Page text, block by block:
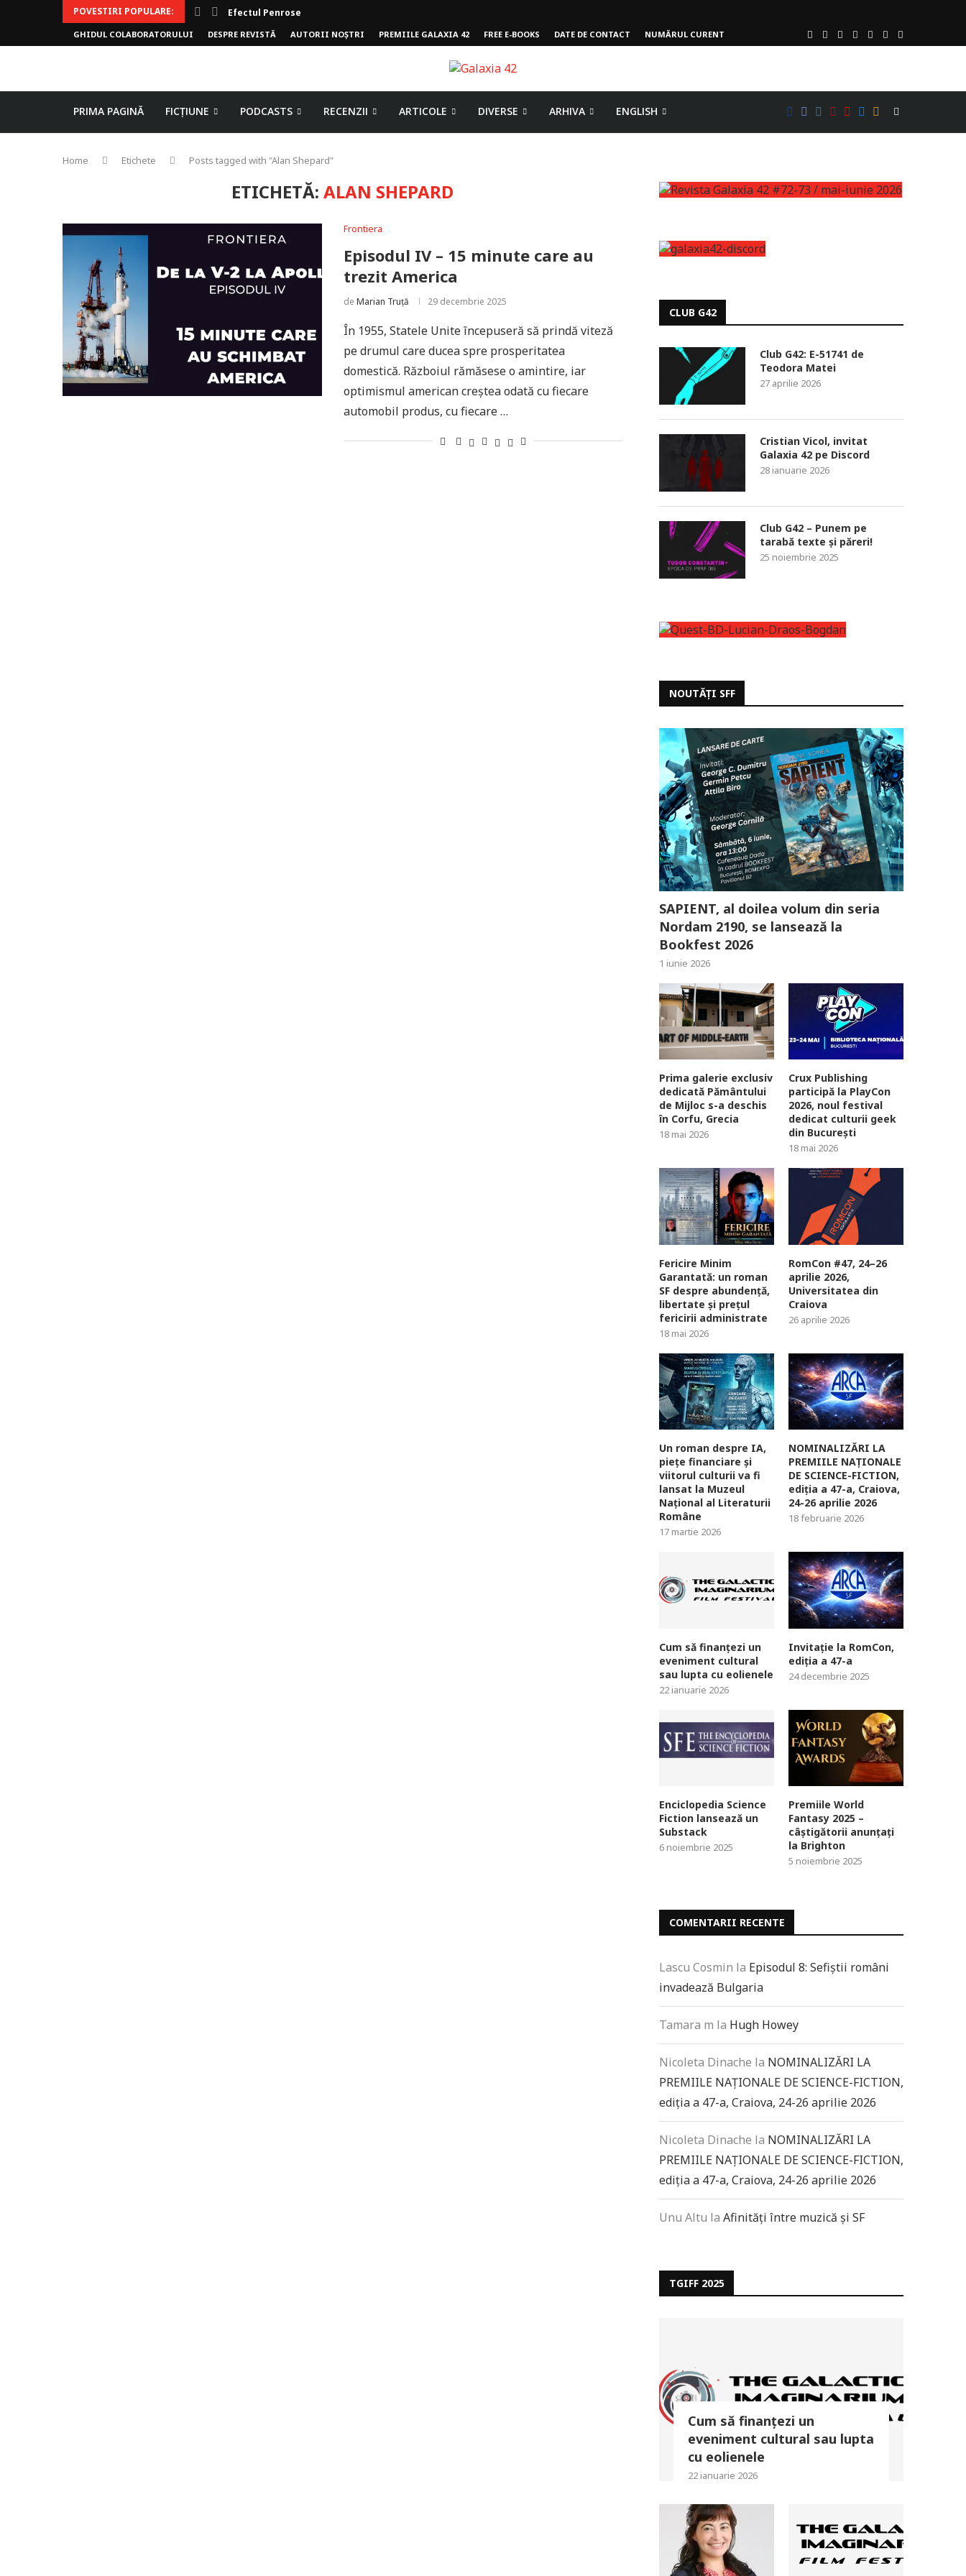
POVESTIRI POPULARE: Efectul Penrose
GHIDUL COLABORATORULUI DESPRE REVISTĂ AUTORII NOȘTRI PREMIILE GALAXIA 42 FREE E-BOOKS DATE DE CONTACT NUMĂRUL CURENT
PRIMA PAGINĂ FICȚIUNE PODCASTS RECENZII ARTICOLE DIVERSE ARHIVA ENGLISH
Home Etichete Posts tagged with "Alan Shepard"
ETICHETĂ:ALAN SHEPARD
Frontiera
Episodul IV – 15 minute care au
trezit America
de Marian Truță 29 decembrie 2025
În 1955, Statele Unite începuseră să prindă viteză
pe drumul care ducea spre prosperitatea
domestică. Războiul rămăsese o amintire, iar
optimismul american creștea odată cu fiecare
automobil produs, cu fiecare …
CLUB G42
Club G42: E-51741 de
Teodora Matei
27 aprilie 2026
Cristian Vicol, invitat
Galaxia 42 pe Discord
28 ianuarie 2026
Club G42 – Punem pe
tarabă texte și păreri!
25 noiembrie 2025
NOUTĂȚI SFF
SAPIENT, al doilea volum din seria
Nordam 2190, se lansează la
Bookfest 2026
1 iunie 2026
Prima galerie exclusiv
dedicată Pământului
de Mijloc s-a deschis
în Corfu, Grecia
18 mai 2026
Crux Publishing
participă la PlayCon
2026, noul festival
dedicat culturii geek
din București
18 mai 2026
Fericire Minim
Garantată: un roman
SF despre abundență,
libertate și prețul
fericirii administrate
18 mai 2026
RomCon #47, 24–26
aprilie 2026,
Universitatea din
Craiova
26 aprilie 2026
Un roman despre IA,
piețe financiare și
viitorul culturii va fi
lansat la Muzeul
Național al Literaturii
Române
17 martie 2026
NOMINALIZĂRI LA
PREMIILE NAȚIONALE
DE SCIENCE-FICTION,
ediția a 47-a, Craiova,
24-26 aprilie 2026
18 februarie 2026
Cum să finanțezi un
eveniment cultural
sau lupta cu eolienele
22 ianuarie 2026
Invitație la RomCon,
ediția a 47-a
24 decembrie 2025
Enciclopedia Science
Fiction lansează un
Substack
6 noiembrie 2025
Premiile World
Fantasy 2025 –
câștigătorii anunțați
la Brighton
5 noiembrie 2025
COMENTARII RECENTE
Lascu Cosmin la Episodul 8: Sefiștii români
invadează Bulgaria
Tamara m la Hugh Howey
Nicoleta Dinache la NOMINALIZĂRI LA
PREMIILE NAȚIONALE DE SCIENCE-FICTION,
ediția a 47-a, Craiova, 24-26 aprilie 2026
Nicoleta Dinache la NOMINALIZĂRI LA
PREMIILE NAȚIONALE DE SCIENCE-FICTION,
ediția a 47-a, Craiova, 24-26 aprilie 2026
Unu Altu la Afinități între muzică și SF
TGIFF 2025
Cum să finanțezi un
eveniment cultural sau lupta
cu eolienele
22 ianuarie 2026